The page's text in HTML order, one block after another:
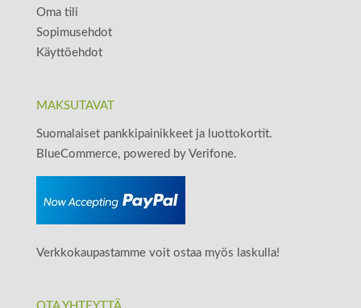
Oma tili
Sopimusehdot
Käyttöehdot
MAKSUTAVAT
Suomalaiset pankkipainikkeet ja luottokortit.
BlueCommerce, powered by Verifone.
Verkkokaupastamme voit ostaa myös laskulla!